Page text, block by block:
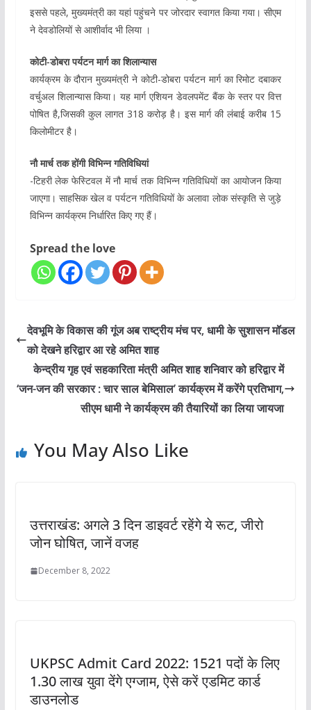
इससे पहले, मुख्यमंत्री का यहां पहुंचने पर जोरदार स्वागत किया गया। सीएम
ने देवडोलियों से आशीर्वाद भी लिया ।
कोटी-डोबरा पर्यटन मार्ग का शिलान्यास
कार्यक्रम के दौरान मुख्यमंत्री ने कोटी-डोबरा पर्यटन मार्ग का रिमोट दबाकर
वर्चुअल शिलान्यास किया। यह मार्ग एशियन डेवलपमेंट बैंक के स्तर पर वित्त
पोषित है,जिसकी कुल लागत 318 करोड़ है। इस मार्ग की लंबाई करीब 15
किलोमीटर है।
नौ मार्च तक होंगी विभिन्न गतिविधियां
-टिहरी लेक फेस्टिवल में नौ मार्च तक विभिन्न गतिविधियों का आयोजन किया
जाएगा। साहसिक खेल व पर्यटन गतिविधियों के अलावा लोक संस्कृति से जुड़े
विभिन्न कार्यक्रम निर्धारित किए गए हैं।
Spread the love
देवभूमि के विकास की गूंज अब राष्ट्रीय मंच पर, धामी के सुशासन मॉडल
को देखने हरिद्वार आ रहे अमित शाह
केन्द्रीय गृह एवं सहकारिता मंत्री अमित शाह शनिवार को हरिद्वार में
‘जन-जन की सरकार : चार साल बेमिसाल’ कार्यक्रम में करेंगे प्रतिभाग,
सीएम धामी ने कार्यक्रम की तैयारियों का लिया जायजा
You May Also Like
उत्तराखंड: अगले 3 दिन डाइवर्ट रहेंगे ये रूट, जीरो
जोन घोषित, जानें वजह
December 8, 2022
UKPSC Admit Card 2022: 1521 पदों के लिए
1.30 लाख युवा देंगे एग्जाम, ऐसे करें एडमिट कार्ड
डाउनलोड